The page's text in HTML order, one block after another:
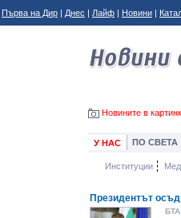
Първа на Дир | Днес | Лайф | Новини |
Новините в
У НАС ПО СВЕТА
Институции
Президентът
БТА